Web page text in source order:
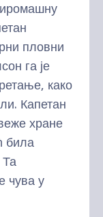
пловни
га је
како
Капетан
хране
била
Та
чува у